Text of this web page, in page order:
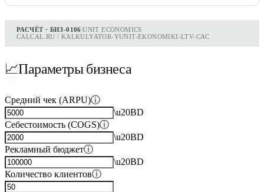
РАСЧЁТ · БИЗ-0106|UNIT ECONOMICS
CALCAL.RU / KALKULYATOR-YUNIT-EKONOMIKI-LTV-CAC
📈Параметры бизнеса
Средний чек (ARPU)ⓘ
\u20BD
Себестоимость (COGS)ⓘ
\u20BD
Рекламный бюджетⓘ
\u20BD
Количество клиентовⓘ